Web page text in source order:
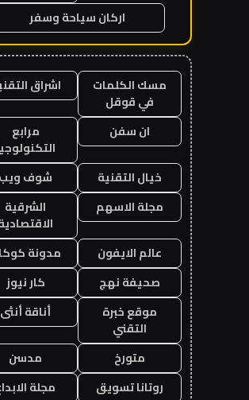
اركان سياحة وسفر
مسك الكلمات
في قوقل
اشراق
ان سفن
مرابع
خيال التقنية
شوف ويب
مجلة الاسهم
الشرقية
عالم الايفون
مدونة
صحيفة نهج
كار نيوز
موقع خبرة
التقني
أناقة أنثى
متورخ
مدسن
روتانا تسويق
مجلة